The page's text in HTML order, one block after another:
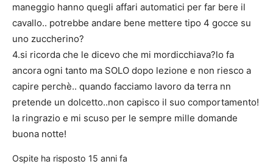
maneggio hanno quegli affari automatici per far bere il
cavallo.. potrebbe andare bene mettere tipo 4 gocce su
uno zuccherino?
4.si ricorda che le dicevo che mi mordicchiava?lo fa
ancora ogni tanto ma SOLO dopo lezione e non riesco a
capire perchè.. quando facciamo lavoro da terra nn
pretende un dolcetto..non capisco il suo comportamento!
la ringrazio e mi scuso per le sempre mille domande
buona notte!
Ospite ha risposto 15 anni fa